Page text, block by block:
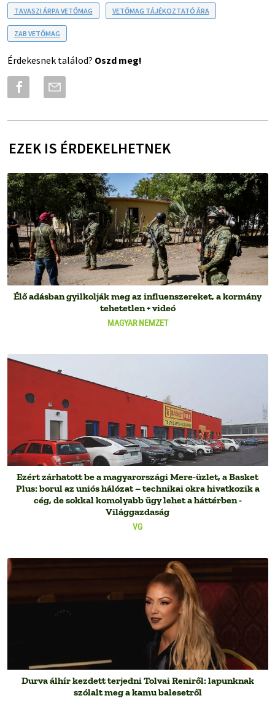
TAVASZI ÁRPA VETŐMAG VETŐMAG TÁJÉKOZTATÓ ÁRA
ZAB VETŐMAG
Érdekesnek találod? Oszd meg!
EZEK IS ÉRDEKELHETNEK
MAGYAR NEMZET
Élő adásban gyilkolják meg az influenszereket, a kormány
tehetetlen + videó
VG
Ezért zárhatott be a magyarországi Mere-üzlet, a Basket
Plus: borul az uniós hálózat – technikai okra hivatkozik a
cég, de sokkal komolyabb ügy lehet a háttérben -
Világgazdaság
Durva álhír kezdett terjedni Tolvai Reniről: lapunknak
szólalt meg a kamu balesetről